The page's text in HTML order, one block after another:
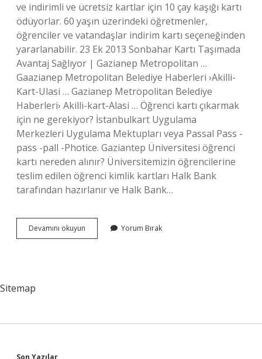
ve indirimli ve ücretsiz kartlar için 10 çay kaşığı kartı
ödüyorlar. 60 yaşın üzerindeki öğretmenler,
öğrenciler ve vatandaşlar indirim kartı seçeneğinden
yararlanabilir. 23 Ek 2013 Sonbahar Kartı Taşımada
Avantaj Sağlıyor | Gazianep Metropolitan …
Gaazianep Metropolitan Belediye Haberleri ›Akilli-
Kart-Ulasi … Gazianep Metropolitan Belediye
Haberleri› Akilli-kart-Alasi … Öğrenci kartı çıkarmak
için ne gerekiyor? İstanbulkart Uygulama
Merkezleri Uygulama Mektupları veya Passal Pass -
pass -pall -Photice. Gaziantep Üniversitesi öğrenci
kartı nereden alınır? Üniversitemizin öğrencilerine
teslim edilen öğrenci kimlik kartları Halk Bank
tarafından hazırlanır ve Halk Bank…
Devamını okuyun Gaziantep
Öğrenci
Yorum Bırak
Sitemap
Son Yazılar